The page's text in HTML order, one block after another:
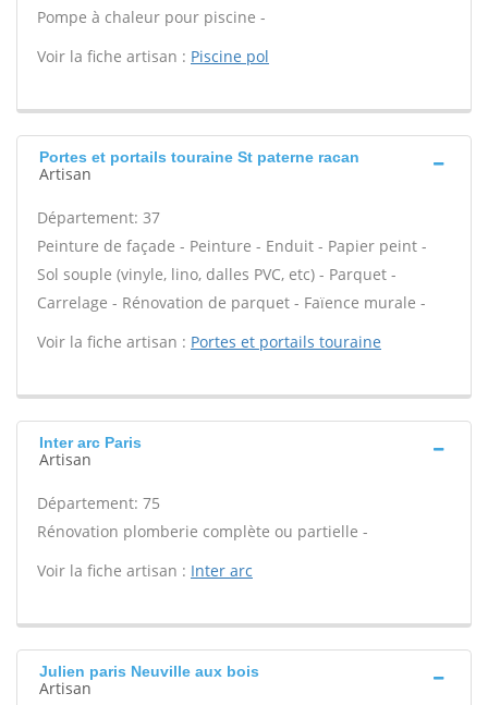
Pompe à chaleur pour piscine -
Voir la fiche artisan : Piscine pol
Portes et portails touraine St paterne racan
Artisan
Département: 37
Peinture de façade - Peinture - Enduit - Papier peint -
Sol souple (vinyle, lino, dalles PVC, etc) - Parquet -
Carrelage - Rénovation de parquet - Faïence murale -
Voir la fiche artisan : Portes et portails touraine
Inter arc Paris
Artisan
Département: 75
Rénovation plomberie complète ou partielle -
Voir la fiche artisan : Inter arc
Julien paris Neuville aux bois
Artisan